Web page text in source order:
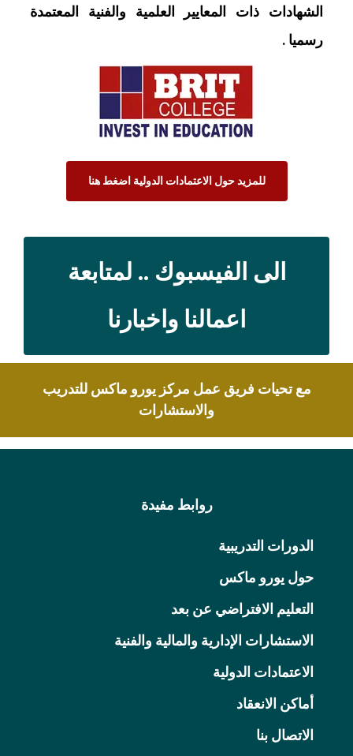
الشهادات ذات المعايير العلمية والفنية المعتمدة
رسميا .
للمزيد حول الاعتمادات الدولية اضغط هنا
الى الفيسبوك .. لمتابعة
اعمالنا واخبارنا
مع تحيات فريق عمل مركز يورو ماكس للتدريب
والاستشارات
روابط مفيدة
الدورات التدريبية
حول يورو ماكس
التعليم الافتراضي عن بعد
الاستشارات الإدارية والمالية والفنية
الاعتمادات الدولية
أماكن الانعقاد
الاتصال بنا